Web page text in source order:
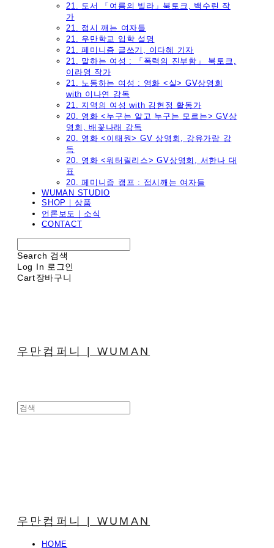
21. 도서 「여름의 빌라」북토크, 백수린 작
가
21. 접시 깨는 여자들
21. 우만학교 입학 설명
21. 페미니즘 글쓰기, 이다혜 기자
21. 말하는 여성 : 「폭력의 진부함」 북토크,
이라영 작가
21. 노동하는 여성 : 영화 <실> GV상영회
with 이나연 감독
21. 지역의 여성 with 김현정 활동가
20. 영화 <누구는 알고 누구는 모르는> GV상
영회, 배꽃나래 감독
20. 영화 <이태원> GV 상영회, 강유가람 감
독
20. 영화 <워터릴리스> GV상영회, 서한나 대
표
20. 페미니즘 캠프 : 접시깨는 여자들
WUMAN STUDIO
SHOP｜상품
언론보도｜소식
CONTACT
Search 검색
Log In 로그인
Cart장바구니
우만컴퍼니 | WUMAN
우만컴퍼니 | WUMAN
HOME